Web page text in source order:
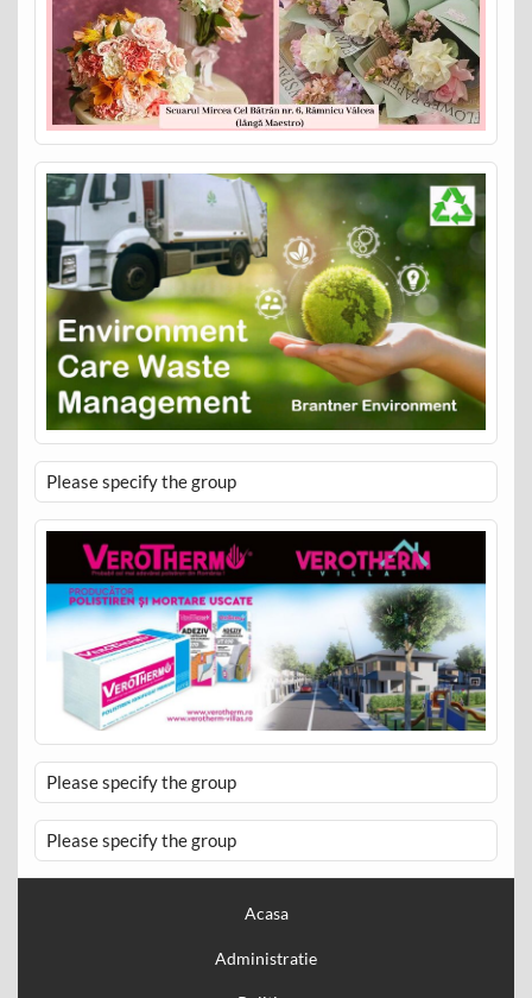
Please specify the group
Please specify the group
Please specify the group
Acasa
Administratie